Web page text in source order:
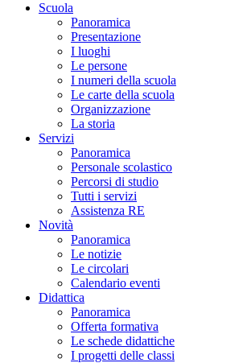
Scuola
Panoramica
Presentazione
I luoghi
Le persone
I numeri della scuola
Le carte della scuola
Organizzazione
La storia
Servizi
Panoramica
Personale scolastico
Percorsi di studio
Tutti i servizi
Assistenza RE
Novità
Panoramica
Le notizie
Le circolari
Calendario eventi
Didattica
Panoramica
Offerta formativa
Le schede didattiche
I progetti delle classi